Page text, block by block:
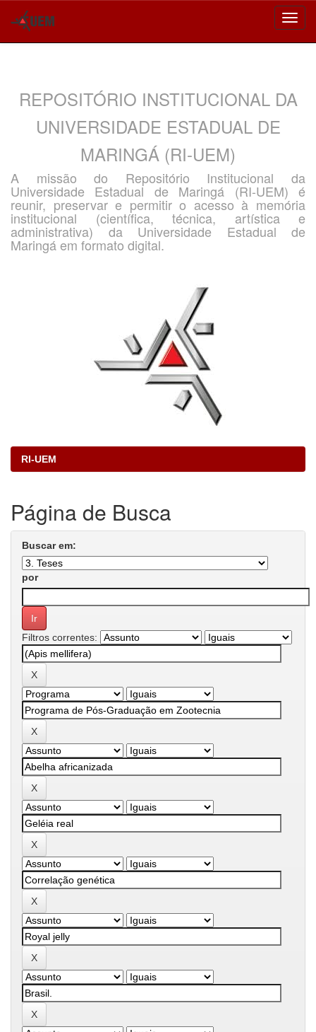
REPOSITÓRIO INSTITUCIONAL DA
UNIVERSIDADE ESTADUAL DE
MARINGÁ (RI-UEM)
A missão do Repositório Institucional da
Universidade Estadual de Maringá (RI-UEM) é
reunir, preservar e permitir o acesso à memória
institucional (científica, técnica, artística e
administrativa) da Universidade Estadual de
Maringá em formato digital.
RI-UEM
Página de Busca
Buscar em:
por
Filtros correntes: